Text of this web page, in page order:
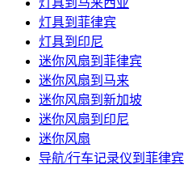
灯具到菲律宾
灯具到印尼
迷你风扇到菲律宾
迷你风扇到马来
迷你风扇到新加坡
迷你风扇到印尼
迷你风扇
导航/行车记录仪到菲律宾